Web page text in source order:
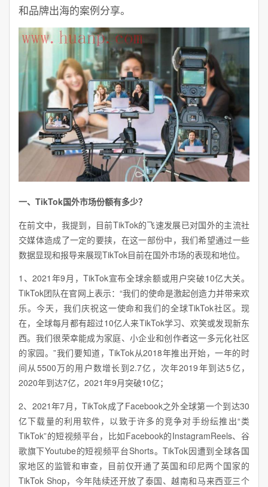
和品牌出海的案例分享。
一、TikTok国外市场份额有多少？
在前文中，我提到，目前TikTok的飞速发展已对国外的主流社
交媒体造成了一定的要挟，在这一部份中，我们希望通过一些
数据显现和报导来展现TikTok目前在国外市场的表现和地位。
1、2021年9月，TikTok宣布全球余额或用户突破10亿大关。
TikTok团队在官网上表示：“我们的使命是激起创造力并带来欢
乐。今天，我们庆祝这一使命和我们的全球TikTok社区。现
在，全球每月都有超过10亿人来TikTok学习、欢笑或发现新东
西。我们很荣幸能成为家庭、小企业和创作者这一多元化社区
的家园。”我们要知道，TikTok从2018年推出开始，一年的时
间从5500万的用户数增长到2.7亿，次年2019年到达5亿，
2020年到达7亿，2021年9月突破10亿；
2、2021年7月，TikTok成了Facebook之外全球第一个到达30
亿下载量的利用软件，以致于许多的竞争对手纷纭推出“类
TikTok”的短视频平台，比如Facebook的InstagramReels、谷
歌旗下Youtube的短视频平台Shorts。TikTok因遭到全球各国
家地区的监管和审查，目前仅开通了英国和印尼两个国家的
TikTok Shop，今年陆续还开放了泰国、越南和马来西亚三个